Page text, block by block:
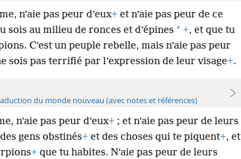
n’aie pas peur d’eux+et n’aie pas peur de ce
sois au milieu de ronces et d’épines * +, et que tu
C’est un peuple rebelle, mais n’aie pas peur
sois pas terrifié par l’expression de leur visage+.
du monde nouveau (avec notes et références)
n’aie pas peur d’eux+; et n’aie pas peur de leurs
gens obstinés+et des choses qui te piquent+, et
+que tu habites. N’aie pas peur de leurs